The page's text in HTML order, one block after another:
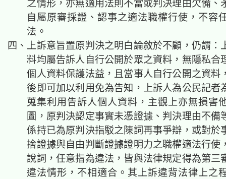
之情形，亦無適用法則不當或判決理由欠備、
自屬原審採證、認事之適法職權行使，不容
法。
四、上訴意旨置原判決之明白論敘於不顧，仍謂：
料均屬告訴人自行公開於眾之資料，無隱私合
個人資料保護法益，且當事人自行公開之資料
後即可加以利用免為告知，上訴人為公民記者
蒐集利用告訴人個人資料，主觀上亦無損害
圖，原判決認定事實未憑證據、判決理由不備
係持已為原判決指駁之陳詞再事爭辯，或對於
捨證據與自由判斷證據證明力之職權適法行使
說詞，任意指為違法，皆與法律規定得為第三
違法情形，不相適合。其上訴違背法律上之